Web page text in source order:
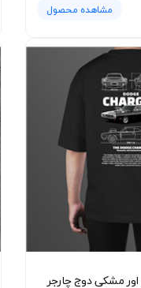
مشاهده محصول
مشکی دوج چارجر